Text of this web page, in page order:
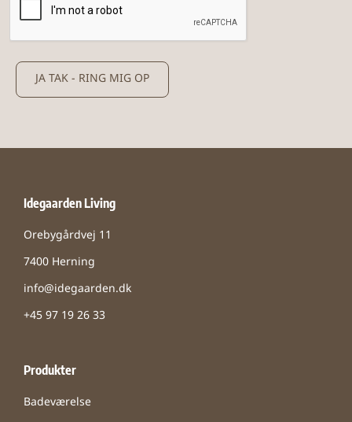
JA TAK - RING MIG OP
Idegaarden Living
Orebygårdvej 11
7400 Herning
info@idegaarden.dk
+45 97 19 26 33
Produkter
Badeværelse